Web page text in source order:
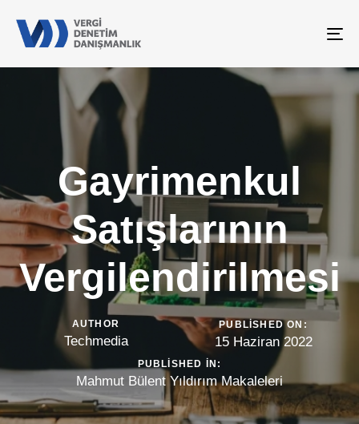
Gayrimenkul
Satışlarının
Vergilendirilmesi
AUTHOR
Techmedia
PUBLISHED ON:
15 Haziran 2022
PUBLISHED IN:
Mahmut Bülent Yıldırım Makaleleri